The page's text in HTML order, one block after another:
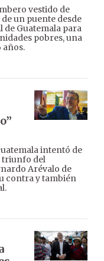
vestido de
un puente desde
de Guatemala para
pobres, una
años.
intentó de
triunfo del
Arévalo de
contra y también